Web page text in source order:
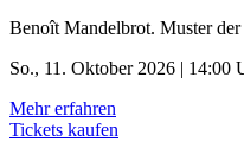
Benoît Mandelbrot. Muster der
So., 11. Oktober 2026 | 14:00
Mehr erfahren
Tickets kaufen